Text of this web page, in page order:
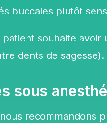
buccales plutôt
souhaite avoir
dents de sagesse).
sous
recommandons